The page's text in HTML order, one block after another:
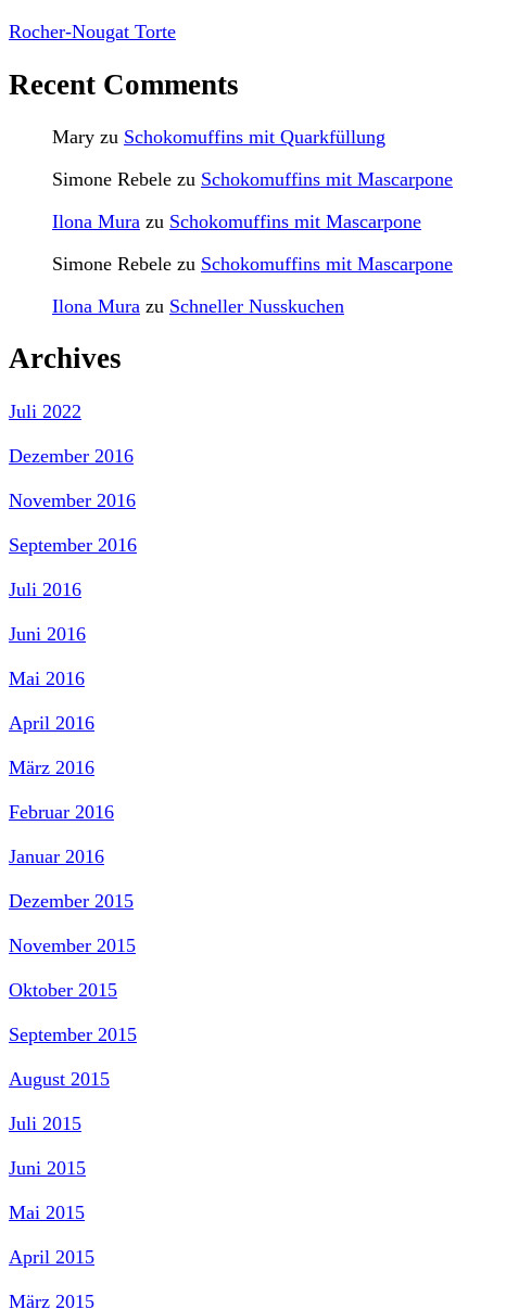
Rocher-Nougat Torte
Recent Comments
Mary zu Schokomuffins mit Quarkfüllung
Simone Rebele zu Schokomuffins mit Mascarpone
Ilona Mura zu Schokomuffins mit Mascarpone
Simone Rebele zu Schokomuffins mit Mascarpone
Ilona Mura zu Schneller Nusskuchen
Archives
Juli 2022
Dezember 2016
November 2016
September 2016
Juli 2016
Juni 2016
Mai 2016
April 2016
März 2016
Februar 2016
Januar 2016
Dezember 2015
November 2015
Oktober 2015
September 2015
August 2015
Juli 2015
Juni 2015
Mai 2015
April 2015
März 2015